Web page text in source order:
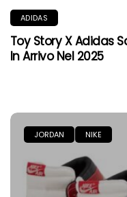
ADIDAS
Toy Story X Adidas
In Arrivo Nel 2025
JORDAN NIKE